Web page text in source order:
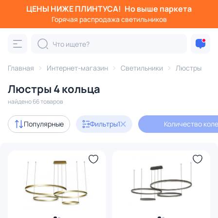
ЦЕНЫ НИЖЕ ПЛИНТУСА! Но выше паркета
Горячая распродажа светильников
Главная Интернет-магазин Светильники Люстры
Люстры 4 кольца
найдено 66 товаров
Популярные Фильтры1 Количество
Фильтры
Категория:
подвесные потолочные
Акции 4
Дизайнерский свет 4
В наличии 53